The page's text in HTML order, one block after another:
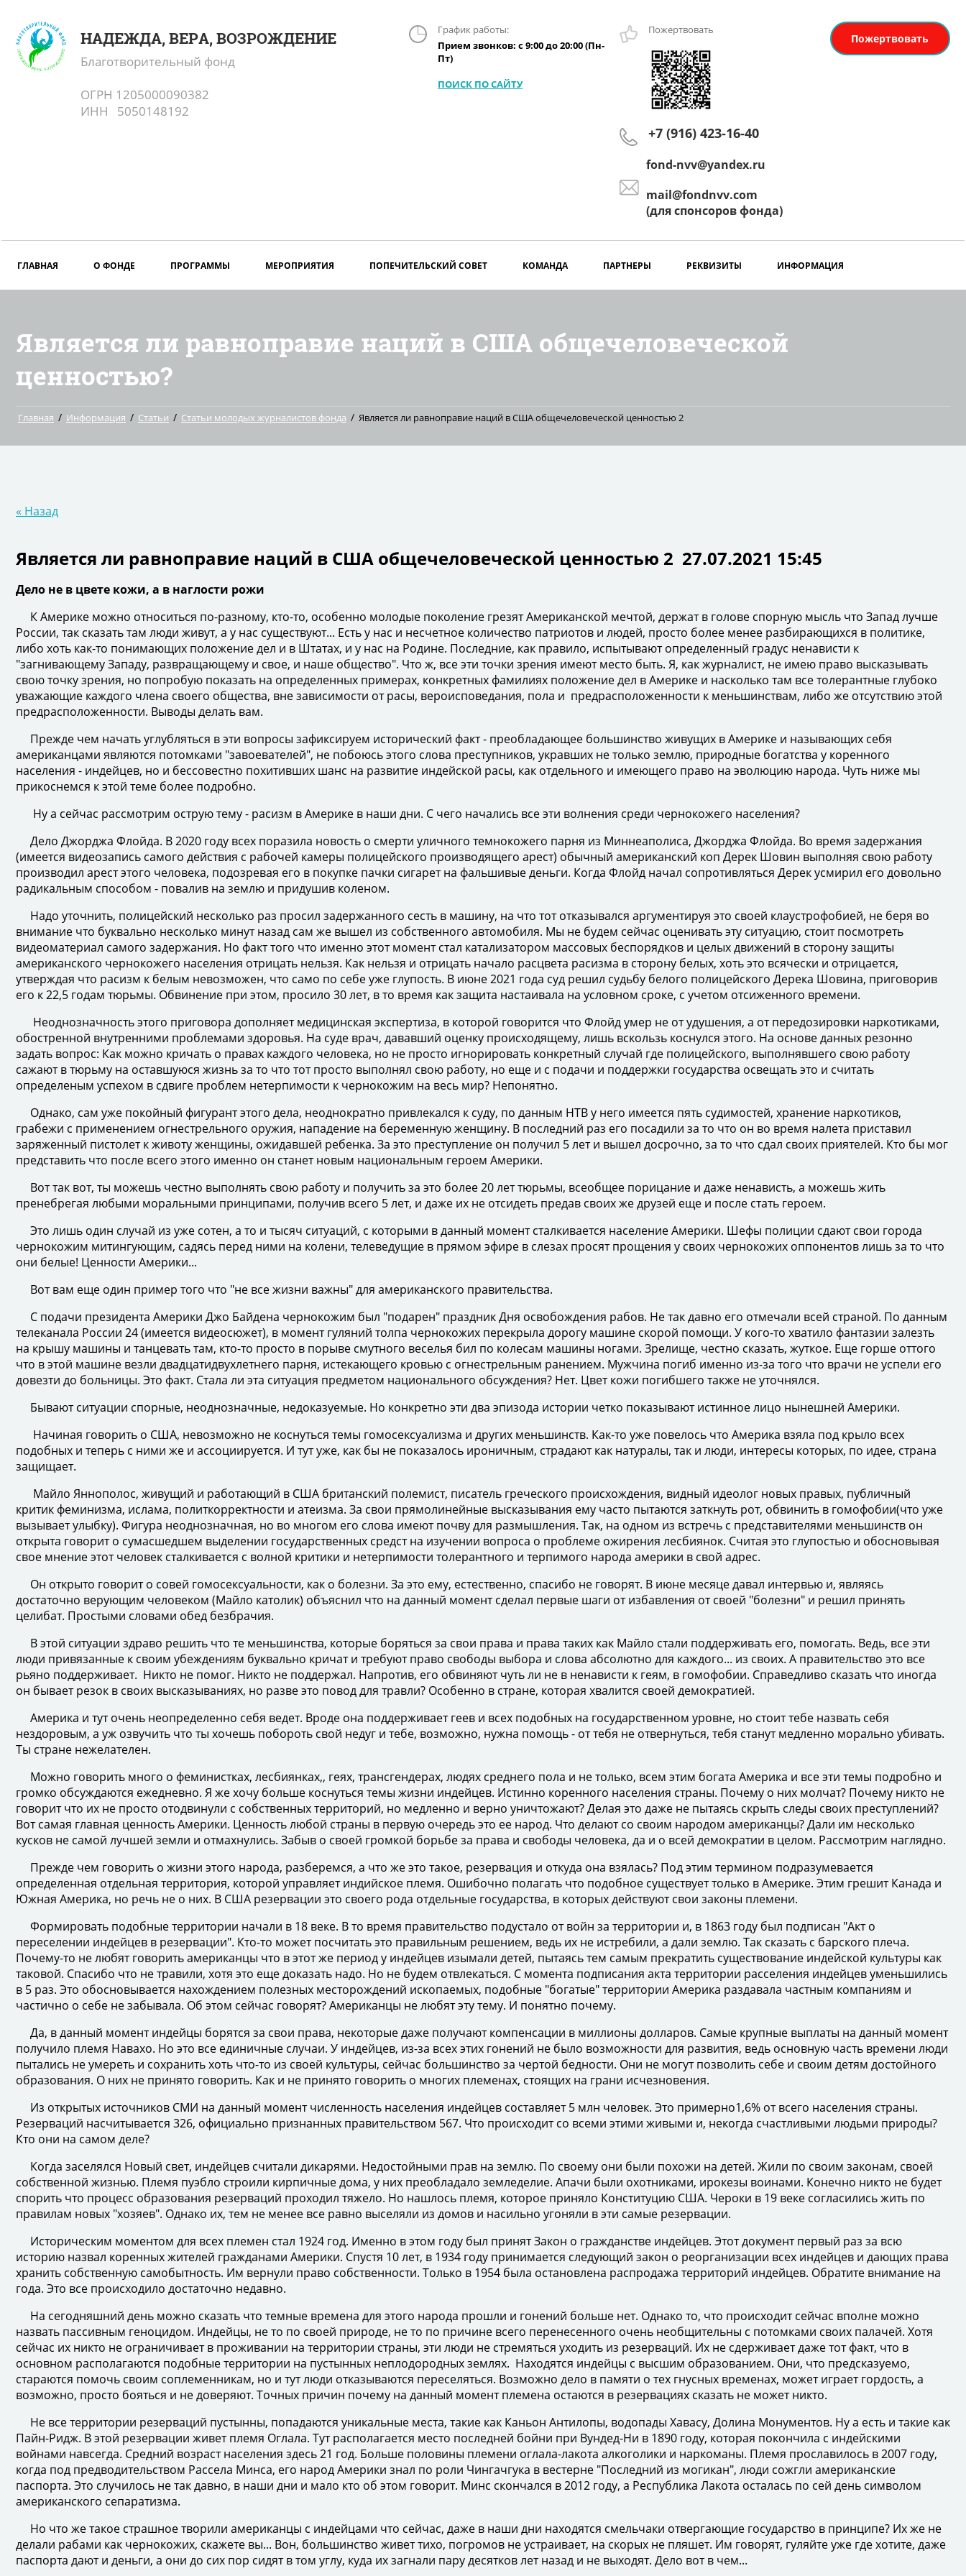
НАДЕЖДА, ВЕРА, ВОЗРОЖДЕНИЕ
Благотворительный фонд
ОГРН 1205000090382
ИНН 5050148192
График работы:
Прием звонков: с 9:00 до 20:00 (Пн-
Пт)
ПОИСК ПО САЙТУ
fond-nvv@yandex.ru
mail@fondnvv.com
(для спонсоров фонда)
+7 (916) 423-16-40
Пожертвовать
Пожертвовать
ГЛАВНАЯ О ФОНДЕ ПРОГРАММЫ МЕРОПРИЯТИЯ ПОПЕЧИТЕЛЬСКИЙ СОВЕТ КОМАНДА ПАРТНЕРЫ РЕКВИЗИТЫ ИНФОРМАЦИЯ
Является ли равноправие наций в США общечеловеческой
ценностью?
Главная / Информация / Статьи / Статьи молодых журналистов фонда / Является ли равноправие наций в США общечеловеческой ценностью 2
« Назад
Является ли равноправие наций в США общечеловеческой ценностью 2 27.07.2021 15:45
Дело не в цвете кожи, а в наглости рожи
К Америке можно относиться по-разному, кто-то, особенно молодые поколение грезят Американской мечтой, держат в голове спорную мысль что Запад лучше
России, так сказать там люди живут, а у нас существуют... Есть у нас и несчетное количество патриотов и людей, просто более менее разбирающихся в политике,
либо хоть как-то понимающих положение дел и в Штатах, и у нас на Родине. Последние, как правило, испытывают определенный градус ненависти к
"загнивающему Западу, развращающему и свое, и наше общество". Что ж, все эти точки зрения имеют место быть. Я, как журналист, не имею право высказывать
свою точку зрения, но попробую показать на определенных примерах, конкретных фамилиях положение дел в Америке и насколько там все толерантные глубоко
уважающие каждого члена своего общества, вне зависимости от расы, вероисповедания, пола и предрасположенности к меньшинствам, либо же отсутствию этой
предрасположенности. Выводы делать вам.
Прежде чем начать углубляться в эти вопросы зафиксируем исторический факт - преобладающее большинство живущих в Америке и называющих себя
американцами являются потомками "завоевателей", не побоюсь этого слова преступников, укравших не только землю, природные богатства у коренного
населения - индейцев, но и бессовестно похитивших шанс на развитие индейской расы, как отдельного и имеющего право на эволюцию народа. Чуть ниже мы
прикоснемся к этой теме более подробно.
Ну а сейчас рассмотрим острую тему - расизм в Америке в наши дни. С чего начались все эти волнения среди чернокожего населения?
Дело Джорджа Флойда. В 2020 году всех поразила новость о смерти уличного темнокожего парня из Миннеаполиса, Джорджа Флойда. Во время задержания
(имеется видеозапись самого действия с рабочей камеры полицейского производящего арест) обычный американский коп Дерек Шовин выполняя свою работу
производил арест этого человека, подозревая его в покупке пачки сигарет на фальшивые деньги. Когда Флойд начал сопротивляться Дерек усмирил его довольно
радикальным способом - повалив на землю и придушив коленом.
Надо уточнить, полицейский несколько раз просил задержанного сесть в машину, на что тот отказывался аргументируя это своей клаустрофобией, не беря во
внимание что буквально несколько минут назад сам же вышел из собственного автомобиля. Мы не будем сейчас оценивать эту ситуацию, стоит посмотреть
видеоматериал самого задержания. Но факт того что именно этот момент стал катализатором массовых беспорядков и целых движений в сторону защиты
американского чернокожего населения отрицать нельзя. Как нельзя и отрицать начало расцвета расизма в сторону белых, хоть это всячески и отрицается,
утверждая что расизм к белым невозможен, что само по себе уже глупость. В июне 2021 года суд решил судьбу белого полицейского Дерека Шовина, приговорив
его к 22,5 годам тюрьмы. Обвинение при этом, просило 30 лет, в то время как защита настаивала на условном сроке, с учетом отсиженного времени.
Неоднозначность этого приговора дополняет медицинская экспертиза, в которой говорится что Флойд умер не от удушения, а от передозировки наркотиками,
обостренной внутренними проблемами здоровья. На суде врач, дававший оценку происходящему, лишь вскользь коснулся этого. На основе данных резонно
задать вопрос: Как можно кричать о правах каждого человека, но не просто игнорировать конкретный случай где полицейского, выполнявшего свою работу
сажают в тюрьму на оставшуюся жизнь за то что тот просто выполнял свою работу, но еще и с подачи и поддержки государства освещать это и считать
определеным успехом в сдвиге проблем нетерпимости к чернокожим на весь мир? Непонятно.
Однако, сам уже покойный фигурант этого дела, неоднократно привлекался к суду, по данным НТВ у него имеется пять судимостей, хранение наркотиков,
грабежи с применением огнестрельного оружия, нападение на беременную женщину. В последний раз его посадили за то что он во время налета приставил
заряженный пистолет к животу женщины, ожидавшей ребенка. За это преступление он получил 5 лет и вышел досрочно, за то что сдал своих приятелей. Кто бы мог
представить что после всего этого именно он станет новым национальным героем Америки.
Вот так вот, ты можешь честно выполнять свою работу и получить за это более 20 лет тюрьмы, всеобщее порицание и даже ненависть, а можешь жить
пренебрегая любыми моральными принципами, получив всего 5 лет, и даже их не отсидеть предав своих же друзей еще и после стать героем.
Это лишь один случай из уже сотен, а то и тысяч ситуаций, с которыми в данный момент сталкивается население Америки. Шефы полиции сдают свои города
чернокожим митингующим, садясь перед ними на колени, телеведущие в прямом эфире в слезах просят прощения у своих чернокожих оппонентов лишь за то что
они белые! Ценности Америки...
Вот вам еще один пример того что "не все жизни важны" для американского правительства.
С подачи президента Америки Джо Байдена чернокожим был "подарен" праздник Дня освобождения рабов. Не так давно его отмечали всей страной. По данным
телеканала России 24 (имеется видеосюжет), в момент гуляний толпа чернокожих перекрыла дорогу машине скорой помощи. У кого-то хватило фантазии залезть
на крышу машины и танцевать там, кто-то просто в порыве смутного веселья бил по колесам машины ногами. Зрелище, честно сказать, жуткое. Еще горше оттого
что в этой машине везли двадцатидвухлетнего парня, истекающего кровью с огнестрельным ранением. Мужчина погиб именно из-за того что врачи не успели его
довезти до больницы. Это факт. Стала ли эта ситуация предметом национального обсуждения? Нет. Цвет кожи погибшего также не уточнялся.
Бывают ситуации спорные, неоднозначные, недоказуемые. Но конкретно эти два эпизода истории четко показывают истинное лицо нынешней Америки.
Начиная говорить о США, невозможно не коснуться темы гомосексуализма и других меньшинств. Как-то уже повелось что Америка взяла под крыло всех
подобных и теперь с ними же и ассоциируется. И тут уже, как бы не показалось ироничным, страдают как натуралы, так и люди, интересы которых, по идее, страна
защищает.
Майло Яннополос, живущий и работающий в США британский полемист, писатель греческого происхождения, видный идеолог новых правых, публичный
критик феминизма, ислама, политкорректности и атеизма. За свои прямолинейные высказывания ему часто пытаются заткнуть рот, обвинить в гомофобии(что уже
вызывает улыбку). Фигура неоднозначная, но во многом его слова имеют почву для размышления. Так, на одном из встречь с представителями меньшинств он
открыта говорит о сумасшедшем выделении государственных средст на изучении вопроса о проблеме ожирения лесбиянок. Считая это глупостью и обосновывая
свое мнение этот человек сталкивается с волной критики и нетерпимости толерантного и терпимого народа америки в свой адрес.
Он открыто говорит о совей гомосексуальности, как о болезни. За это ему, естественно, спасибо не говорят. В июне месяце давал интервью и, являясь
достаточно верующим человеком (Майло католик) объяснил что на данный момент сделал первые шаги от избавления от своей "болезни" и решил принять
целибат. Простыми словами обед безбрачия.
В этой ситуации здраво решить что те меньшинства, которые боряться за свои права и права таких как Майло стали поддерживать его, помогать. Ведь, все эти
люди привязанные к своим убеждениям буквально кричат и требуют право свободы выбора и слова абсолютно для каждого... из своих. А правительство это все
рьяно поддерживает. Никто не помог. Никто не поддержал. Напротив, его обвиняют чуть ли не в ненависти к геям, в гомофобии. Справедливо сказать что иногда
он бывает резок в своих высказываниях, но разве это повод для травли? Особенно в стране, которая хвалится своей демократией.
Америка и тут очень неопределенно себя ведет. Вроде она поддерживает геев и всех подобных на государственном уровне, но стоит тебе назвать себя
нездоровым, а уж озвучить что ты хочешь побороть свой недуг и тебе, возможно, нужна помощь - от тебя не отвернуться, тебя станут медленно морально убивать.
Ты стране нежелателен.
Можно говорить много о феминистках, лесбиянках,, геях, трансгендерах, людях среднего пола и не только, всем этим богата Америка и все эти темы подробно и
громко обсуждаются ежедневно. Я же хочу больше коснуться темы жизни индейцев. Истинно коренного населения страны. Почему о них молчат? Почему никто не
говорит что их не просто отодвинули с собственных территорий, но медленно и верно уничтожают? Делая это даже не пытаясь скрыть следы своих преступлений?
Вот самая главная ценность Америки. Ценность любой страны в первую очередь это ее народ. Что делают со своим народом американцы? Дали им несколько
кусков не самой лучшей земли и отмахнулись. Забыв о своей громкой борьбе за права и свободы человека, да и о всей демократии в целом. Рассмотрим наглядно.
Прежде чем говорить о жизни этого народа, разберемся, а что же это такое, резервация и откуда она взялась? Под этим термином подразумевается
определенная отдельная территория, которой управляет индийское племя. Ошибочно полагать что подобное существует только в Америке. Этим грешит Канада и
Южная Америка, но речь не о них. В США резервации это своего рода отдельные государства, в которых действуют свои законы племени.
Формировать подобные территории начали в 18 веке. В то время правительство подустало от войн за территории и, в 1863 году был подписан "Акт о
переселении индейцев в резервации". Кто-то может посчитать это правильным решением, ведь их не истребили, а дали землю. Так сказать с барского плеча.
Почему-то не любят говорить американцы что в этот же период у индейцев изымали детей, пытаясь тем самым прекратить существование индейской культуры как
таковой. Спасибо что не травили, хотя это еще доказать надо. Но не будем отвлекаться. С момента подписания акта территории расселения индейцев уменьшились
в 5 раз. Это обосновывается нахождением полезных месторождений ископаемых, подобные "богатые" территории Америка раздавала частным компаниям и
частично о себе не забывала. Об этом сейчас говорят? Американцы не любят эту тему. И понятно почему.
Да, в данный момент индейцы борятся за свои права, некоторые даже получают компенсации в миллионы долларов. Самые крупные выплаты на данный момент
получило племя Навахо. Но это все единичные случаи. У индейцев, из-за всех этих гонений не было возможности для развития, ведь основную часть времени люди
пытались не умереть и сохранить хоть что-то из своей культуры, сейчас большинство за чертой бедности. Они не могут позволить себе и своим детям достойного
образования. О них не принято говорить. Как и не принято говорить о многих племенах, стоящих на грани исчезновения.
Из открытых источников СМИ на данный момент численность населения индейцев составляет 5 млн человек. Это примерно1,6% от всего населения страны.
Резерваций насчитывается 326, официально признанных правительством 567. Что происходит со всеми этими живыми и, некогда счастливыми людьми природы?
Кто они на самом деле?
Когда заселялся Новый свет, индейцев считали дикарями. Недостойными прав на землю. По своему они были похожи на детей. Жили по своим законам, своей
собственной жизнью. Племя пуэбло строили кирпичные дома, у них преобладало земледелие. Апачи были охотниками, ирокезы воинами. Конечно никто не будет
спорить что процесс образования резерваций проходил тяжело. Но нашлось племя, которое приняло Конституцию США. Чероки в 19 веке согласились жить по
правилам новых "хозяев". Однако их, тем не менее все равно выселяли из домов и насильно угоняли в эти самые резервации.
Историческим моментом для всех племен стал 1924 год. Именно в этом году был принят Закон о гражданстве индейцев. Этот документ первый раз за всю
историю назвал коренных жителей гражданами Америки. Спустя 10 лет, в 1934 году принимается следующий закон о реорганизации всех индейцев и дающих права
хранить собственную самобытность. Им вернули право собственности. Только в 1954 была остановлена распродажа территорий индейцев. Обратите внимание на
года. Это все происходило достаточно недавно.
На сегодняшний день можно сказать что темные времена для этого народа прошли и гонений больше нет. Однако то, что происходит сейчас вполне можно
назвать пассивным геноцидом. Индейцы, не то по своей природе, не то по причине всего перенесенного очень необщительны с потомками своих палачей. Хотя
сейчас их никто не ограничивает в проживании на территории страны, эти люди не стремяться уходить из резерваций. Их не сдерживает даже тот факт, что в
основном располагаются подобные территории на пустынных неплодородных землях. Находятся индейцы с высшим образованием. Они, что предсказуемо,
стараются помочь своим соплеменникам, но и тут люди отказываются переселяться. Возможно дело в памяти о тех гнусных временах, может играет гордость, а
возможно, просто бояться и не доверяют. Точных причин почему на данный момент племена остаются в резервациях сказать не может никто.
Не все территории резерваций пустынны, попадаются уникальные места, такие как Каньон Антилопы, водопады Хавасу, Долина Монументов. Ну а есть и такие как
Пайн-Ридж. В этой резервации живет племя Оглала. Тут располагается место последней бойни при Вундед-Ни в 1890 году, которая покончила с индейскими
войнами навсегда. Средний возраст населения здесь 21 год. Больше половины племени оглала-лакота алкоголики и наркоманы. Племя прославилось в 2007 году,
когда под предводительством Рассела Минса, его народ Америки знал по роли Чингачгука в вестерне "Последний из могикан", люди сожгли американские
паспорта. Это случилось не так давно, в наши дни и мало кто об этом говорит. Минс скончался в 2012 году, а Республика Лакота осталась по сей день символом
американского сепаратизма.
Но что же такое страшное творили американцы с индейцами что сейчас, даже в наши дни находятся смельчаки отвергающие государство в принципе? Их же не
делали рабами как чернокожих, скажете вы... Вон, большинство живет тихо, погромов не устраивает, на скорых не пляшет. Им говорят, гуляйте уже где хотите, даже
паспорта дают и деньги, а они до сих пор сидят в том углу, куда их загнали пару десятков лет назад и не выходят. Дело вот в чем...